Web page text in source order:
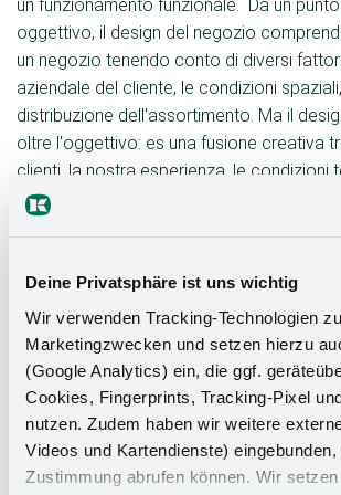
Deine Privatsphäre ist uns wichtig
Wir verwenden Tracking-Technologien zu
Marketingzwecken und setzen hierzu
(Google Analytics) ein, die ggf.
Cookies, Fingerprints, Tracking-Pixel
nutzen. Zudem haben wir weitere
Videos und Kartendienste)
Zustimmung abrufen können. Wir
un funzionamento funzionale. Da un
oggettivo, il design del negozio
un negozio tenendo conto di diversi
aziendale del cliente, le condizioni
distribuzione dell'assortimento. Ma il
oltre l'oggettivo: es una fusione creativa
clienti, la nostra esperienza, le condizioni
altro ancora.
successo di un'azienda. Un design ben
attira i clienti, ma contribuisce anche a
agio e a farli rimanere più a lungo. Il
influenza la percezione di un marchio e
memorabile per i clienti. L'equilibrio tra
fondamentale per creare uno spazio che
visivamente accattivante che efficiente.